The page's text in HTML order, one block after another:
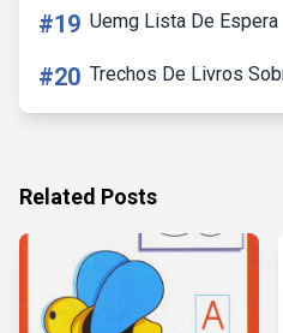
#19 Uemg Lista De Espera
#20 Trechos De Livros
Related Posts